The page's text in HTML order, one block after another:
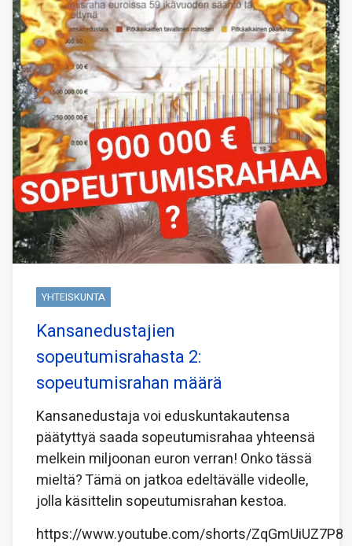
YHTEISKUNTA
Kansanedustajien
sopeutumisrahasta 2:
sopeutumisrahan määrä
Kansanedustaja voi eduskuntakautensa
päätyttyä saada sopeutumisrahaa yhteensä
melkein miljoonan euron verran! Onko tässä
mieltä? Tämä on jatkoa edeltävälle videolle,
jolla käsittelin sopeutumisrahan kestoa.
https://www.youtube.com/shorts/ZqGmUiUZ7P8